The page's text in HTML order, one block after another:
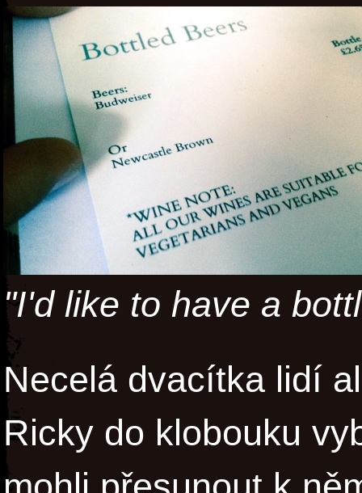
"I'd like to have a
Necelá dvacítka lidí
Ricky do klobouku